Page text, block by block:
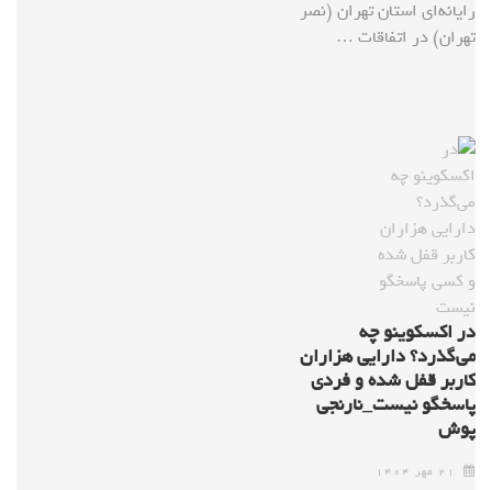
رایانه‌ای استان تهران (نصر
تهران) در اتفاقات …
در اکسکوینو چه
می‌گذرد؟ دارایی هزاران
کاربر قفل شده و فردی
پاسخگو نیست_نارنجی
پوش
۲۱ مهر ۱۴۰۴